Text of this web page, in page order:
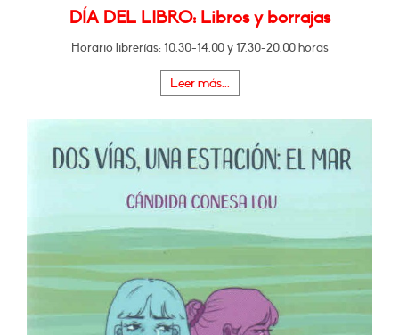
DÍA DEL LIBRO: Libros y borrajas
Horario librerías: 10.30-14.00 y 17.30-20.00 horas
Leer más...